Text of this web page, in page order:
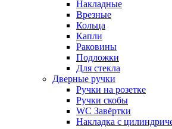
Накладные
Врезные
Кольца
Капли
Раковины
Подложки
Для стекла
Дверные ручки
Ручки на розетке
Ручки скобы
WC Завёртки
Накладка с